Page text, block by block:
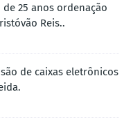
25 anos ordenação
Reis..
de caixas eletrônicos